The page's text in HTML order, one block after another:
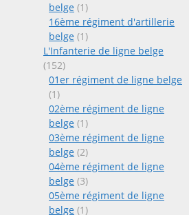
belge (1)
16ème régiment d'artillerie
belge (1)
L'Infanterie de ligne belge
(152)
01er régiment de ligne belge
(1)
02ème régiment de ligne
belge (1)
03ème régiment de ligne
belge (2)
04ème régiment de ligne
belge (3)
05ème régiment de ligne
belge (1)